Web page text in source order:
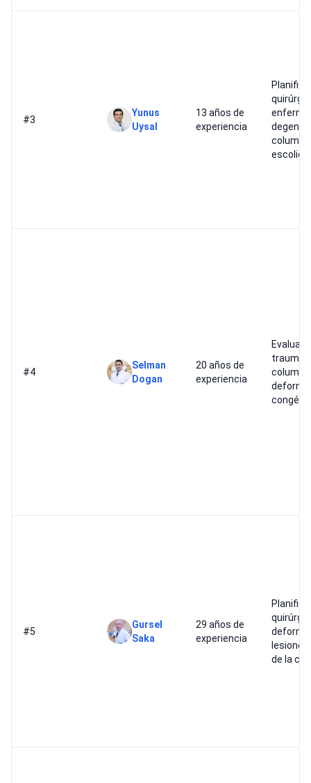
#3
Yunus
Uysal
13 años de
experiencia
#4
Selman
Dogan
20 años de
experiencia
#5
Gursel
Saka
29 años de
experiencia
de la